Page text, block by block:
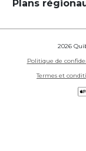
Plans
2026
Politique de
Termes et